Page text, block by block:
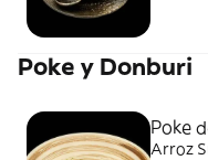
Poke y Donburi
Poke
Arroz